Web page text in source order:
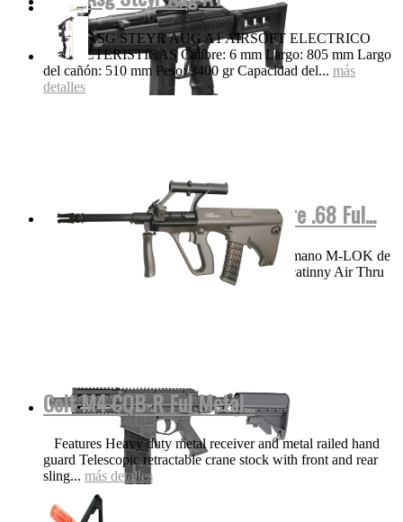
M17 COLOR Negra Valken Calibre .68 Ful...
VIDEO Funciones y detalles Protector de mano M-LOK de
aluminio ligero de 8.25 pulgadas con riel Picatinny Air Thru
RIFLE ASG STEYR AUG A1 AIRSOFT ELECTRICO
CARACTERISTICAS Calibre: 6 mm Largo: 805 mm Largo
del cañón: 510 mm Peso: 3400 gr Capacidad del... más
detalles
Colt M4 CQB-R Ful Metal...
Features Heavy duty metal receiver and metal railed hand
guard Telescopic retractable crane stock with front and rear
sling... más detalles